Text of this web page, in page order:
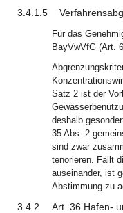
3.4.1.5
Für das
BayVwVfG (Art.
Satz 2 ist der
deshalb
35 Abs. 2
sind zwar
tenorieren. Fällt
auseinander, ist
Abstimmung zu
3.4.2
Art. 36 Hafen-